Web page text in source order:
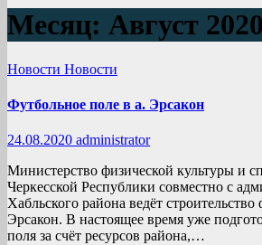
Месяц: Август 2020
Новости Новости
Футбольное поле в а. Эрсакон
24.08.2020 administrator
Министерство физической культуры и
Черкесской Республики совместно с
Хабльского района ведёт
Эрсакон. В настоящее время уже
поля за счёт ресурсов района,…